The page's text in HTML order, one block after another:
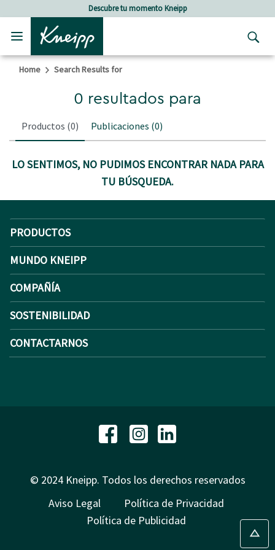
Skip to main content
Skip to footer contentDescubre tu momento Kneipp
Home Search Results for
0 resultados para
Productos (0) Publicaciones (0)
LO SENTIMOS, NO PUDIMOS ENCONTRAR NADA PARA
TU BÚSQUEDA.
PRODUCTOS
MUNDO KNEIPP
COMPAÑÍA
SOSTENIBILIDAD
CONTACTARNOS
© 2024 Kneipp. Todos los derechos reservados
Aviso Legal
Política de Privacidad
Política de Publicidad